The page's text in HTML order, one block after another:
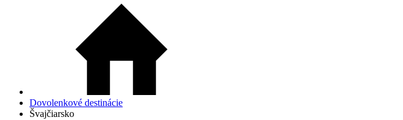
Dovolenkové destinácie
Švajčiarsko